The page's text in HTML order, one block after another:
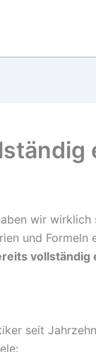
wir
und
vollständig
seit